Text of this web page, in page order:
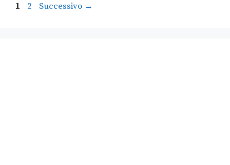
1 2 Successivo →